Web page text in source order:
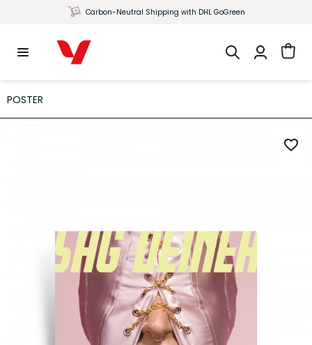
Carbon-Neutral Shipping with DHL GoGreen
POSTER